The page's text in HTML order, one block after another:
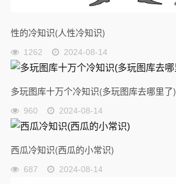
性的冷知识(人性冷知识)
1262 2024-08-14
多玩图库十万个冷知识(多玩图库去哪里了)
960 2024-08-14
西瓜冷知识(西瓜的小常识)
687 2024-08-14